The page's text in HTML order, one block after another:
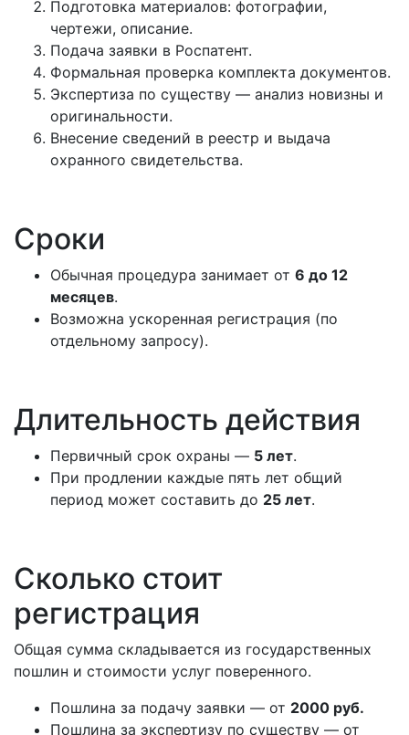
Подготовка материалов: фотографии,
чертежи, описание.
Подача заявки в Роспатент.
Формальная проверка комплекта документов.
Экспертиза по существу — анализ новизны и
оригинальности.
Внесение сведений в реестр и выдача
охранного свидетельства.
Сроки
Обычная процедура занимает от 6 до 12
месяцев.
Возможна ускоренная регистрация (по
отдельному запросу).
Длительность действия
Первичный срок охраны — 5 лет.
При продлении каждые пять лет общий
период может составить до 25 лет.
Сколько стоит
регистрация
Общая сумма складывается из государственных
пошлин и стоимости услуг поверенного.
Пошлина за подачу заявки — от 2000 руб.
Пошлина за экспертизу по существу — от